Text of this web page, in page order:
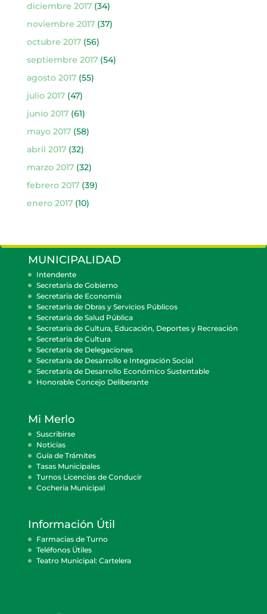
diciembre 2017(34)
noviembre 2017(37)
octubre 2017(56)
septiembre 2017(54)
agosto 2017(55)
julio 2017(47)
junio 2017(61)
mayo 2017(58)
abril 2017(32)
marzo 2017(32)
febrero 2017(39)
enero 2017(10)
MUNICIPALIDAD
Intendente
Secretaría de Gobierno
Secretaría de Economía
Secretaría de Obras y Servicios Públicos
Secretaría de Salud Pública
Secretaría de Cultura, Educación, Deportes y Recreación
Secretaría de Cultura
Secretaría de Delegaciones
Secretaría de Desarrollo e Integración Social
Secretaría de Desarrollo Económico Sustentable
Honorable Concejo Deliberante
Mi Merlo
Suscribirse
Noticias
Guía de Trámites
Tasas Municipales
Turnos Licencias de Conducir
Cocheria Municipal
Información Útil
Farmacias de Turno
Teléfonos Útiles
Teatro Municipal: Cartelera